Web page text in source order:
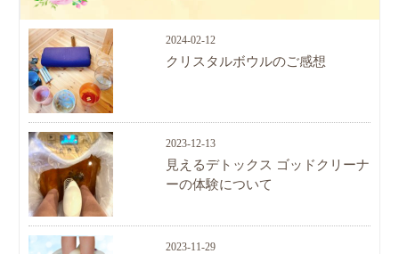
2024-02-12
クリスタルボウルのご感想
2023-12-13
見えるデトックス ゴッドクリーナ
ーの体験について
2023-11-29